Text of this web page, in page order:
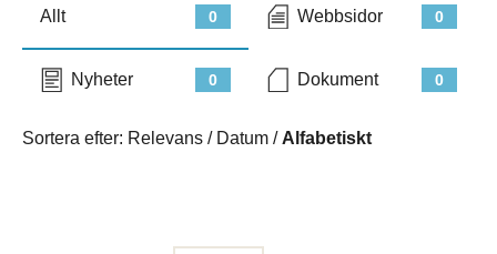
0
Allt 0
Webbsidor
0
Nyheter 0
Dokument
Sortera efter: Relevans / Datum / Alfabetiskt